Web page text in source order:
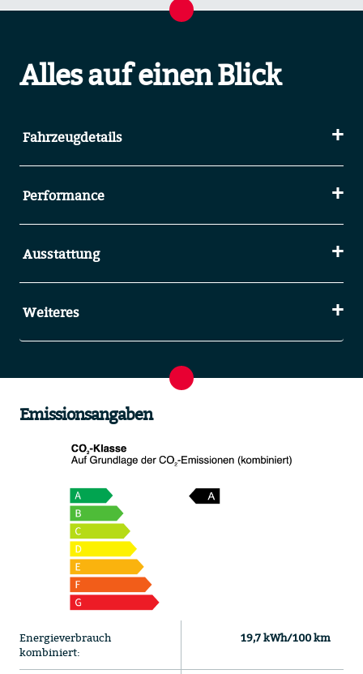
Alles auf einen Blick
Fahrzeugdetails
Performance
Ausstattung
Weiteres
Emissionsangaben
Energieverbrauch
kombiniert:
19,7 kWh/100 km